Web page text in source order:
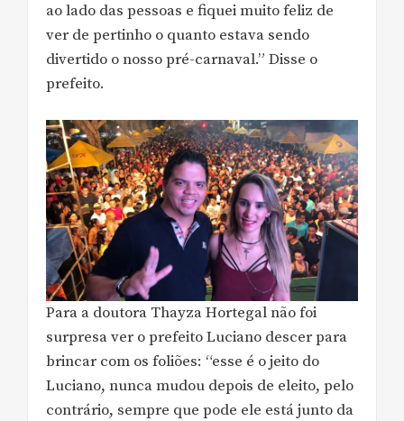
ao lado das pessoas e fiquei muito feliz de
ver de pertinho o quanto estava sendo
divertido o nosso pré-carnaval.” Disse o
prefeito.
Para a doutora Thayza Hortegal não foi
surpresa ver o prefeito Luciano descer para
brincar com os foliões: “esse é o jeito do
Luciano, nunca mudou depois de eleito, pelo
contrário, sempre que pode ele está junto da